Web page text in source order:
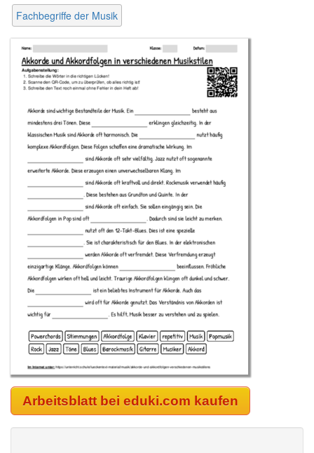
Fachbegriffe der Musik
Arbeitsblatt bei eduki.com kaufen